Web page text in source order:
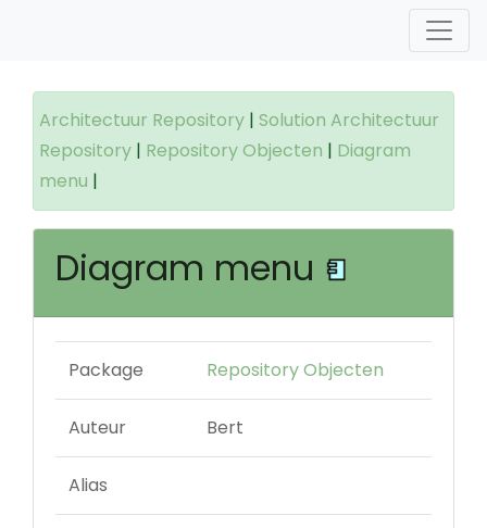
Architectuur Repository | Solution Architectuur
Repository | Repository Objecten | Diagram
menu |
Diagram menu
Package Repository Objecten
Auteur Bert
Alias